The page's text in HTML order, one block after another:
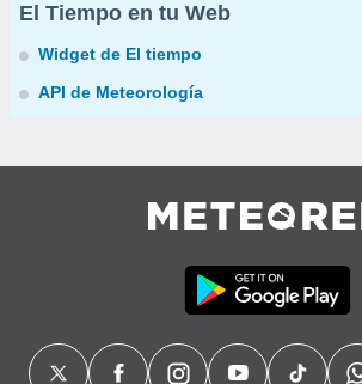
El Tiempo en tu Web
Widget de El tiempo
API de Meteorología